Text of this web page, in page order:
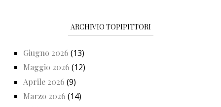
ARCHIVIO TOPIPITTORI
Giugno 2026 (13)
Maggio 2026 (12)
Aprile 2026 (9)
Marzo 2026 (14)